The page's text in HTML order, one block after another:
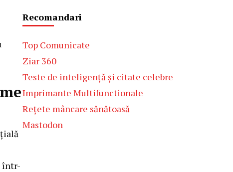
într-
Recomandari
Top Comunicate
Ziar 360
Teste de inteligență și citate celebre
Imprimante Multifunctionale
Rețete mâncare sănătoasă
Mastodon